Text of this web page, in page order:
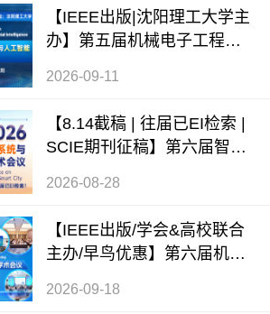
【IEEE出版|沈阳理工大学主
办】第五届机械电子工程与
2026-09-11
【8.14截稿 | 往届已EI检索 |
SCIE期刊征稿】第六届智能
2026-08-28
【IEEE出版/学会&高校联合
主办/早鸟优惠】第六届机电
2026-09-18